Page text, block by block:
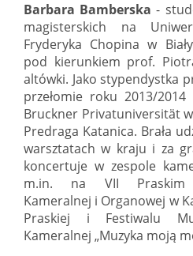
Barbara Bamberska -
magisterskich na
Fryderyka Chopina w
pod kierunkiem prof.
altówki. Jako stypendystka
przełomie roku 2013/
Bruckner Privatuniversität
Predraga Katanica. Brała
warsztatach w kraju i za
koncertuje w zespole
m.in. na VII Praskim
Kameralnej i Organowej w
Praskiej i Festiwalu
Kameralnej „Muzyka moją